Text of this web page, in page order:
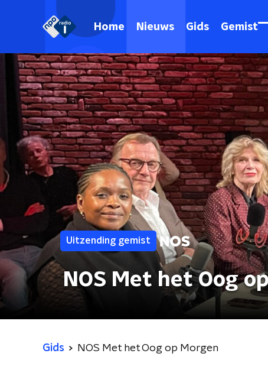
Home Nieuws Gids Gemist
Uitzending gemist
NOS Met het Oog
Gids NOS Met het Oog op Morgen